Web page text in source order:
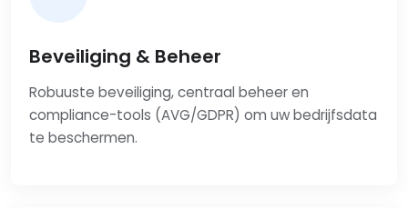
Beveiliging & Beheer
Robuuste beveiliging, centraal beheer en
compliance-tools (AVG/GDPR) om uw bedrijfsdata
te beschermen.